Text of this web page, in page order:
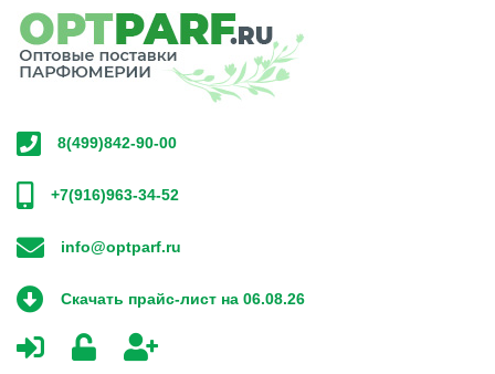
8(499)842-90-00
+7(916)963-34-52
info@optparf.ru
Скачать прайс-лист на 06.08.26